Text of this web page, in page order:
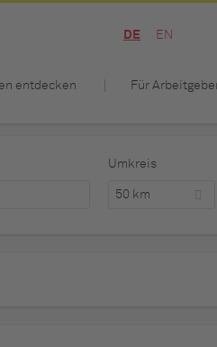
DE EN
entdecken Für
Umkreis
50 km